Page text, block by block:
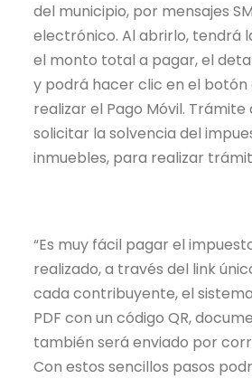
del municipio, por mensajes
electrónico. Al abrirlo, tendrá
el monto total a pagar, el
y podrá hacer clic en el
realizar el Pago Móvil.
solicitar la solvencia del
inmuebles, para realizar
“Es muy fácil pagar el
realizado, a través del link
cada contribuyente, el
PDF con un código QR,
también será enviado por
Con estos sencillos pasos